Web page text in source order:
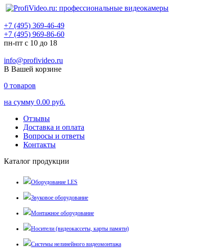
+7 (495) 369-46-49
+7 (495) 969-86-60
пн-пт с 10 до 18
info@profivideo.ru
В Вашей корзине
0 товаров
на сумму 0.00 руб.
Отзывы
Доставка и оплата
Вопросы и ответы
Контакты
Каталог продукции
Оборудование LES
Звуковое оборудование
Монтажное оборудование
Носители (видеокассеты, карты памяти)
Системы нелинейного видеомонтажа